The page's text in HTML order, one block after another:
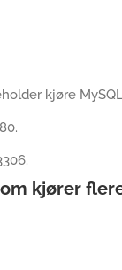
kjøre
kjører